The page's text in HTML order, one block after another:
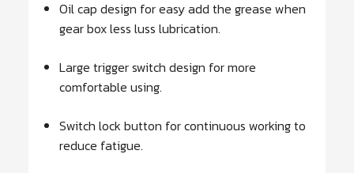
Oil cap design for easy add the grease when
gear box less luss lubrication.
Large trigger switch design for more
comfortable using.
Switch lock button for continuous working to
reduce fatigue.